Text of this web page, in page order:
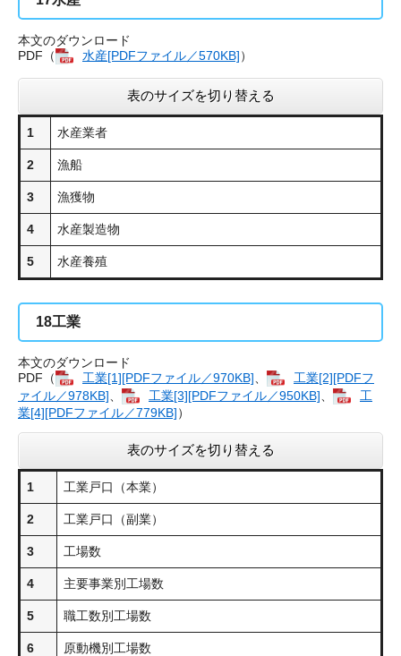
本文のダウンロード
PDF（
水産[PDFファイル／570KB]）
表のサイズを切り替える
1 水産業者
2 漁船
3 漁獲物
4 水産製造物
5 水産養殖
18工業
本文のダウンロード
PDF（
工業[1][PDFファイル／970KB]
工業[2][PDFフ
ァイル／978KB]
工業[3][PDFファイル／950KB]
工
業[4][PDFファイル／779KB]）
表のサイズを切り替える
1 工業戸口（本業）
2 工業戸口（副業）
3 工場数
4 主要事業別工場数
5 職工数別工場数
6 原動機別工場数